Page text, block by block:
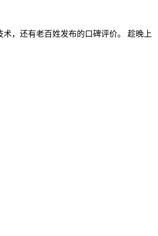
，还有老百姓发布的口碑评价。 趁晚上